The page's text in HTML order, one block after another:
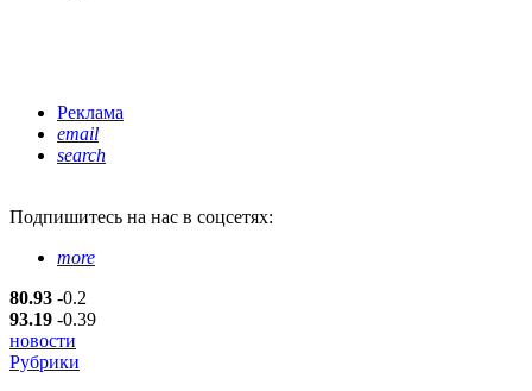
Реклама
email
search
Подпишитесь на нас в соцсетях:
more
80.93 -0.2
93.19 -0.39
новости
Рубрики